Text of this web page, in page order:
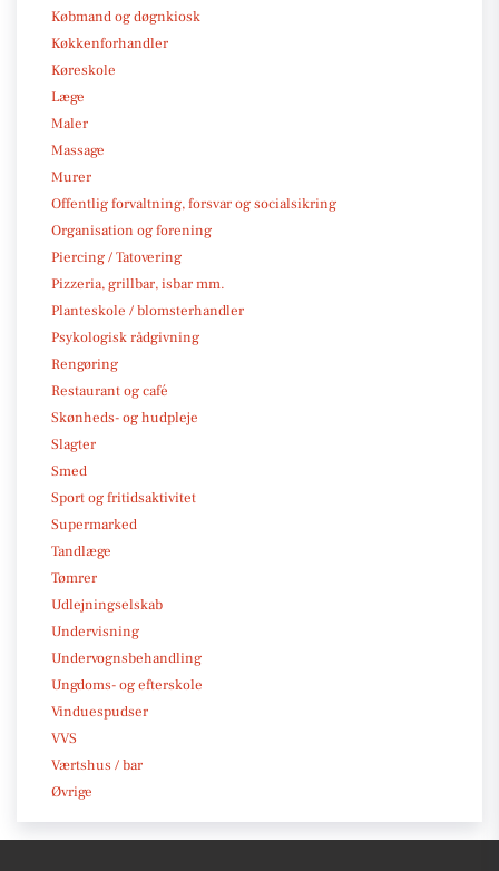
Købmand og døgnkiosk
Køkkenforhandler
Køreskole
Læge
Maler
Massage
Murer
Offentlig forvaltning, forsvar og socialsikring
Organisation og forening
Piercing / Tatovering
Pizzeria, grillbar, isbar mm.
Planteskole / blomsterhandler
Psykologisk rådgivning
Rengøring
Restaurant og café
Skønheds- og hudpleje
Slagter
Smed
Sport og fritidsaktivitet
Supermarked
Tandlæge
Tømrer
Udlejningselskab
Undervisning
Undervognsbehandling
Ungdoms- og efterskole
Vinduespudser
VVS
Værtshus / bar
Øvrige